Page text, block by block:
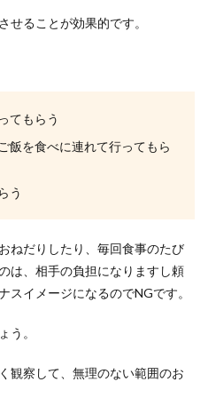
せることが効果的です。
てもらう
飯を食べに連れて行ってもら
う
ねだりしたり、毎回食事のたび
は、相手の負担になりますし頼
スイメージになるのでNGです。
う。
観察して、無理のない範囲のお